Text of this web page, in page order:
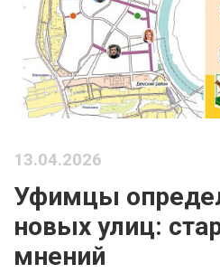
13.04.2026
Уфимцы
новых улиц:
мнений